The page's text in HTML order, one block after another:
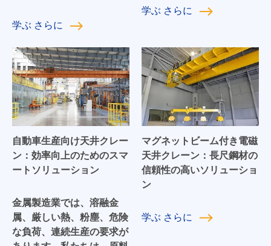
学ぶ さらに
学ぶ さらに
自動車生産向け天井クレー
ン：効率向上のためのスマ
ートソリューション
金属製造業では、溶融金
属、厳しい熱、粉塵、危険
な負荷、連続生産の要求が
マグネットビーム付き電磁
天井クレーン：長尺鋼材の
信頼性の高いソリューショ
ン
学ぶ さらに